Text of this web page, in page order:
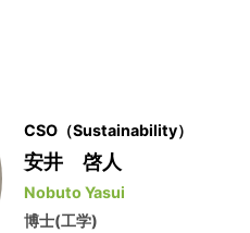
CSO（Sustainability）
安井 啓人
Nobuto Yasui
博士(工学)